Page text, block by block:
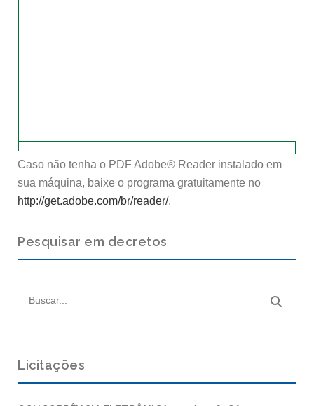
Caso não tenha o PDF Adobe® Reader instalado em
sua máquina, baixe o programa gratuitamente no
http://get.adobe.com/br/reader/.
Pesquisar em decretos
Licitações